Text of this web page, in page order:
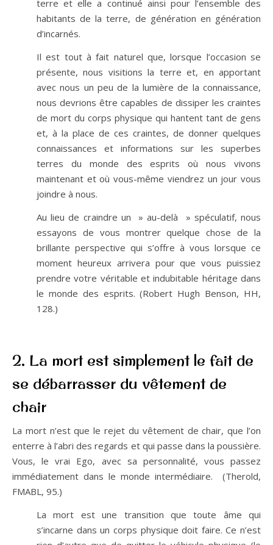
terre et elle a continué ainsi pour l’ensemble des
habitants de la terre, de génération en génération
d’incarnés.
Il est tout à fait naturel que, lorsque l’occasion se
présente, nous visitions la terre et, en apportant
avec nous un peu de la lumière de la connaissance,
nous devrions être capables de dissiper les craintes
de mort du corps physique qui hantent tant de gens
et, à la place de ces craintes, de donner quelques
connaissances et informations sur les superbes
terres du monde des esprits où nous vivons
maintenant et où vous-même viendrez un jour vous
joindre à nous.
Au lieu de craindre un » au-delà » spéculatif, nous
essayons de vous montrer quelque chose de la
brillante perspective qui s’offre à vous lorsque ce
moment heureux arrivera pour que vous puissiez
prendre votre véritable et indubitable héritage dans
le monde des esprits. (Robert Hugh Benson, HH,
128.)
2. La mort est simplement le fait de
se débarrasser du vêtement de
chair
La mort n’est que le rejet du vêtement de chair, que l’on
enterre à l’abri des regards et qui passe dans la poussière.
Vous, le vrai Ego, avec sa personnalité, vous passez
immédiatement dans le monde intermédiaire. (Therold,
FMABL, 95.)
La mort est une transition que toute âme qui
s’incarne dans un corps physique doit faire. Ce n’est